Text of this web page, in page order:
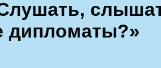
дипломаты?»